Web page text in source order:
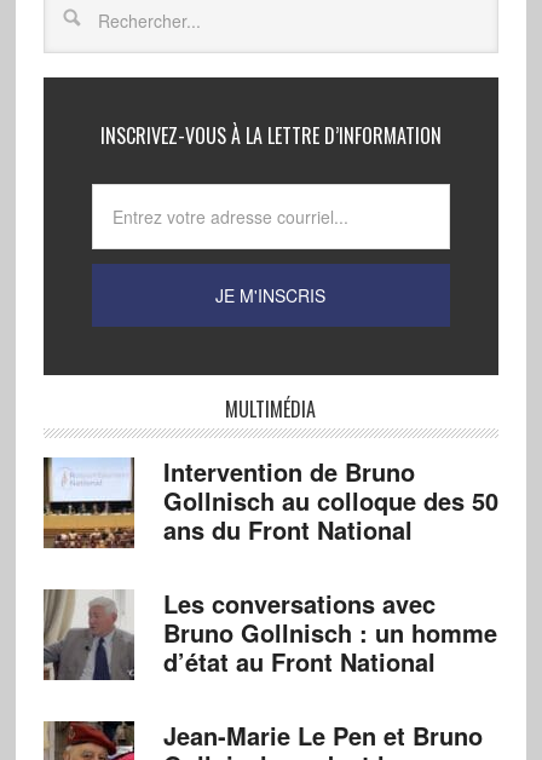
INSCRIVEZ-VOUS À LA LETTRE D’INFORMATION
MULTIMÉDIA
Intervention de Bruno
Gollnisch au colloque des 50
ans du Front National
Les conversations avec
Bruno Gollnisch : un homme
d’état au Front National
Jean-Marie Le Pen et Bruno